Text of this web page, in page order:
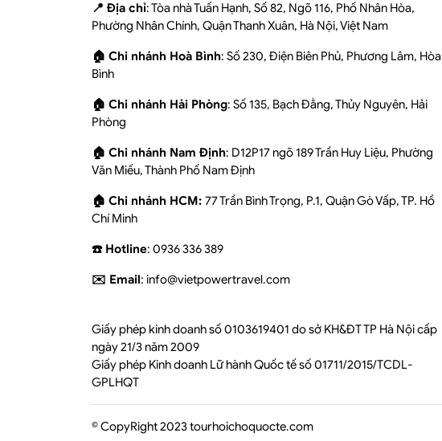
📍 Địa chỉ: Tòa nhà Tuấn Hạnh, Số 82, Ngõ 116, Phố Nhân Hòa,
Phường Nhân Chính, Quận Thanh Xuân, Hà Nội, Việt Nam
🏠 Chi nhánh Hoà Bình: Số 230, Điện Biên Phủ, Phương Lâm, Hòa
Bình
🏠 Chi nhánh Hải Phòng: Số 135, Bạch Đằng, Thủy Nguyên, Hải
Phòng
🏠 Chi nhánh Nam Định: D12P17 ngõ 189 Trần Huy Liệu, Phường
Văn Miếu, Thành Phố Nam Định
🏠 Chi nhánh HCM: 77 Trần Bình Trọng, P.1, Quận Gò Vấp, TP. Hồ
Chí Minh
☎️ Hotline: 0936 336 389
✉️ Email: info@vietpowertravel.com
Giấy phép kinh doanh số 0103619401 do sở KH&ĐT TP Hà Nội cấp
ngày 21/3 năm 2009
Giấy phép Kinh doanh Lữ hành Quốc tế số 01711/2015/TCDL-
GPLHQT
© CopyRight 2023 tourhoichoquocte.com